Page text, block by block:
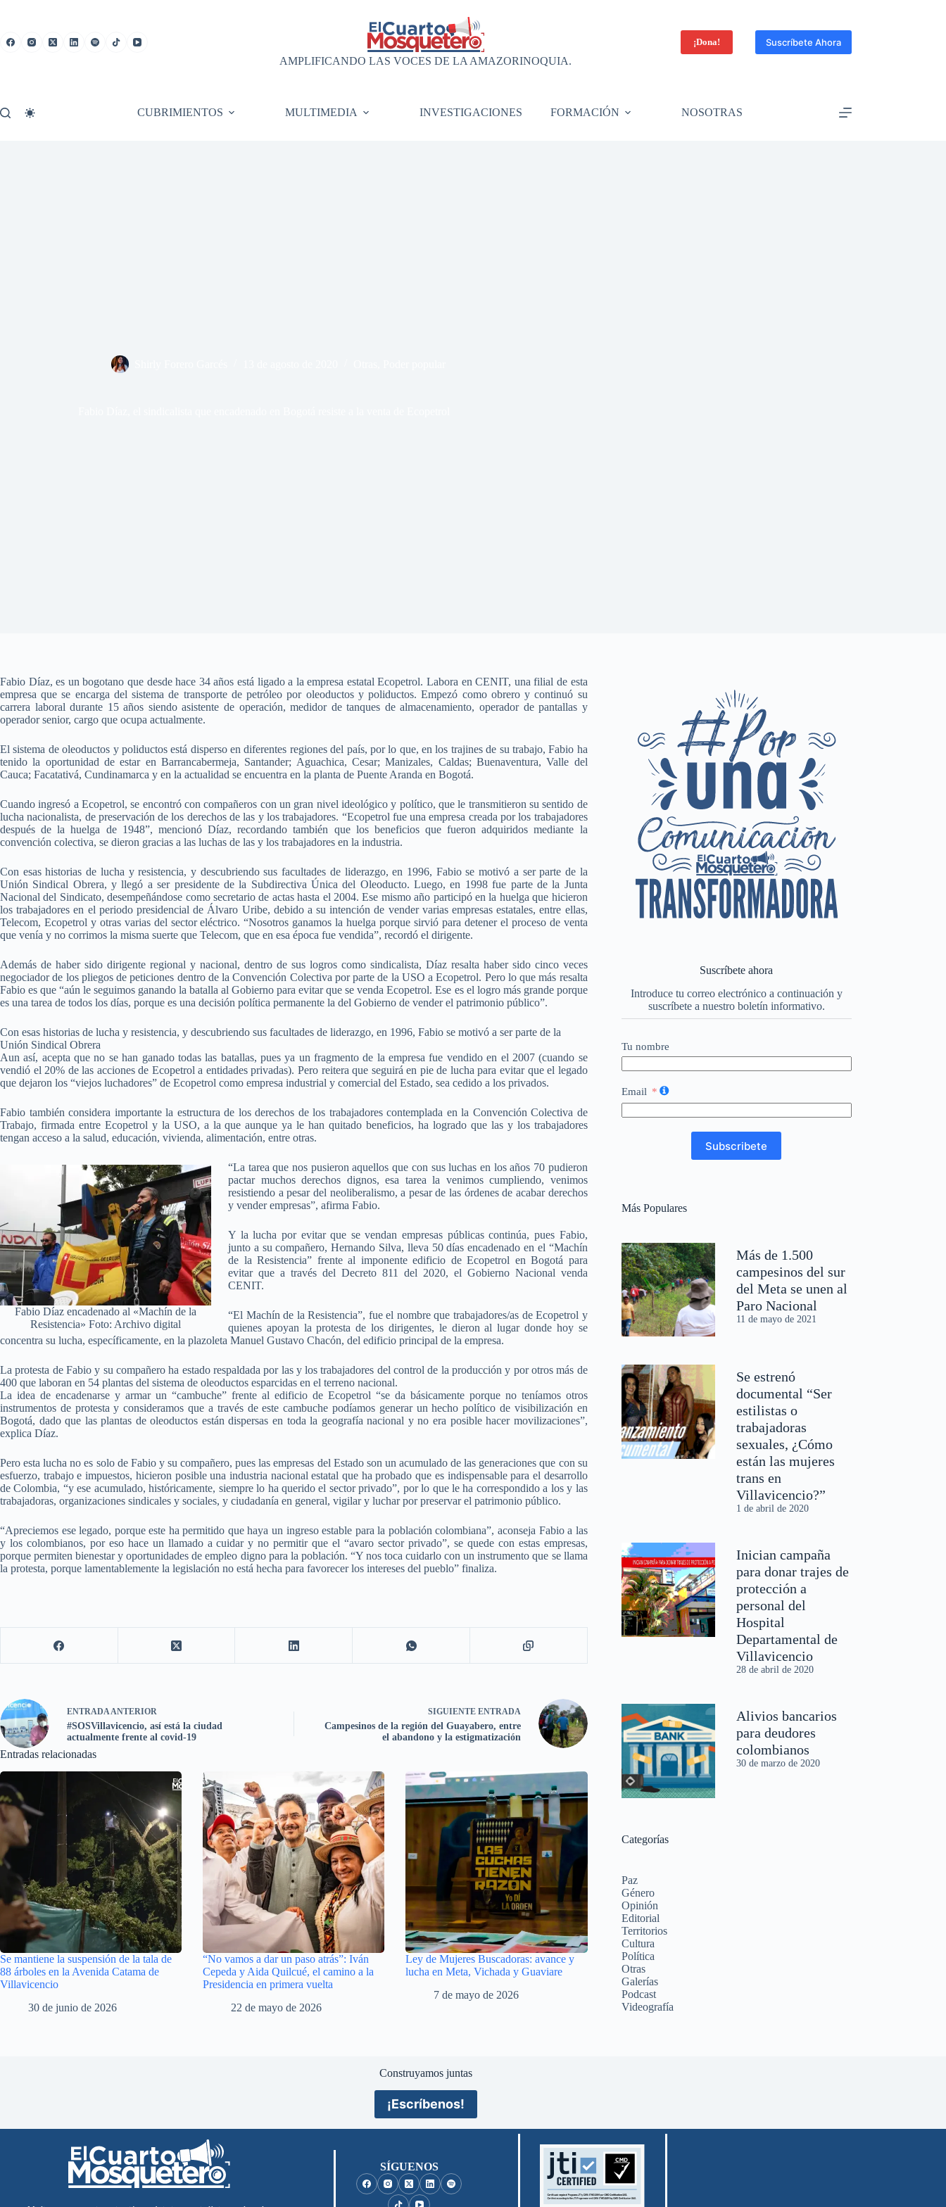
AMPLIFICANDO LAS VOCES DE LA AMAZORINOQUIA.
¡Dona! Suscríbete Ahora
CUBRIMIENTOS MULTIMEDIA INVESTIGACIONES FORMACIÓN NOSOTRAS
Fabio Díaz, es un bogotano que desde hace 34 años está ligado a la empresa estatal Ecopetrol. Labora en CENIT, una filial de esta
empresa que se encarga del sistema de transporte de petróleo por oleoductos y poliductos. Empezó como obrero y continuó su
carrera laboral durante 15 años siendo asistente de operación, medidor de tanques de almacenamiento, operador de pantallas y
operador senior, cargo que ocupa actualmente.
El sistema de oleoductos y poliductos está disperso en diferentes regiones del país, por lo que, en los trajines de su trabajo, Fabio ha
tenido la oportunidad de estar en Barrancabermeja, Santander; Aguachica, Cesar; Manizales, Caldas; Buenaventura, Valle del
Cauca; Facatativá, Cundinamarca y en la actualidad se encuentra en la planta de Puente Aranda en Bogotá.
Cuando ingresó a Ecopetrol, se encontró con compañeros con un gran nivel ideológico y político, que le transmitieron su sentido de
lucha nacionalista, de preservación de los derechos de las y los trabajadores. “Ecopetrol fue una empresa creada por los trabajadores
después de la huelga de 1948”, mencionó Díaz, recordando también que los beneficios que fueron adquiridos mediante la
convención colectiva, se dieron gracias a las luchas de las y los trabajadores en la industria.
Con esas historias de lucha y resistencia, y descubriendo sus facultades de liderazgo, en 1996, Fabio se motivó a ser parte de la
Unión Sindical Obrera, y llegó a ser presidente de la Subdirectiva Única del Oleoducto. Luego, en 1998 fue parte de la Junta
Nacional del Sindicato, desempeñándose como secretario de actas hasta el 2004. Ese mismo año participó en la huelga que hicieron
los trabajadores en el periodo presidencial de Álvaro Uribe, debido a su intención de vender varias empresas estatales, entre ellas,
Telecom, Ecopetrol y otras varias del sector eléctrico. “Nosotros ganamos la huelga porque sirvió para detener el proceso de venta
que venía y no corrimos la misma suerte que Telecom, que en esa época fue vendida”, recordó el dirigente.
Además de haber sido dirigente regional y nacional, dentro de sus logros como sindicalista, Díaz resalta haber sido cinco veces
negociador de los pliegos de peticiones dentro de la Convención Colectiva por parte de la USO a Ecopetrol. Pero lo que más resalta
Fabio es que “aún le seguimos ganando la batalla al Gobierno para evitar que se venda Ecopetrol. Ese es el logro más grande porque
es una tarea de todos los días, porque es una decisión política permanente la del Gobierno de vender el patrimonio público”.
Con esas historias de lucha y resistencia, y descubriendo sus facultades de liderazgo, en 1996, Fabio se motivó a ser parte de la
Unión Sindical Obrera
Aun así, acepta que no se han ganado todas las batallas, pues ya un fragmento de la empresa fue vendido en el 2007 (cuando se
vendió el 20% de las acciones de Ecopetrol a entidades privadas). Pero reitera que seguirá en pie de lucha para evitar que el legado
que dejaron los “viejos luchadores” de Ecopetrol como empresa industrial y comercial del Estado, sea cedido a los privados.
Fabio también considera importante la estructura de los derechos de los trabajadores contemplada en la Convención Colectiva de
Trabajo, firmada entre Ecopetrol y la USO, a la que aunque ya le han quitado beneficios, ha logrado que las y los trabajadores
tengan acceso a la salud, educación, vivienda, alimentación, entre otras.
Fabio Díaz encadenado al «Machín de la
Resistencia» Foto: Archivo digital
“La tarea que nos pusieron aquellos que con sus luchas en los años 70 pudieron
pactar muchos derechos dignos, esa tarea la venimos cumpliendo, venimos
resistiendo a pesar del neoliberalismo, a pesar de las órdenes de acabar derechos
y vender empresas”, afirma Fabio.
Y la lucha por evitar que se vendan empresas públicas continúa, pues Fabio,
junto a su compañero, Hernando Silva, lleva 50 días encadenado en el “Machín
de la Resistencia” frente al imponente edificio de Ecopetrol en Bogotá para
evitar que a través del Decreto 811 del 2020, el Gobierno Nacional venda
CENIT.
“El Machín de la Resistencia”, fue el nombre que trabajadores/as de Ecopetrol y
quienes apoyan la protesta de los dirigentes, le dieron al lugar donde hoy se
concentra su lucha, específicamente, en la plazoleta Manuel Gustavo Chacón, del edificio principal de la empresa.
La protesta de Fabio y su compañero ha estado respaldada por las y los trabajadores del control de la producción y por otros más de
400 que laboran en 54 plantas del sistema de oleoductos esparcidas en el terreno nacional.
La idea de encadenarse y armar un “cambuche” frente al edificio de Ecopetrol “se da básicamente porque no teníamos otros
instrumentos de protesta y consideramos que a través de este cambuche podíamos generar un hecho político de visibilización en
Bogotá, dado que las plantas de oleoductos están dispersas en toda la geografía nacional y no era posible hacer movilizaciones”,
explica Díaz.
Pero esta lucha no es solo de Fabio y su compañero, pues las empresas del Estado son un acumulado de las generaciones que con su
esfuerzo, trabajo e impuestos, hicieron posible una industria nacional estatal que ha probado que es indispensable para el desarrollo
de Colombia, “y ese acumulado, históricamente, siempre lo ha querido el sector privado”, por lo que le ha correspondido a los y las
trabajadoras, organizaciones sindicales y sociales, y ciudadanía en general, vigilar y luchar por preservar el patrimonio público.
“Apreciemos ese legado, porque este ha permitido que haya un ingreso estable para la población colombiana”, aconseja Fabio a las
y los colombianos, por eso hace un llamado a cuidar y no permitir que el “avaro sector privado”, se quede con estas empresas,
porque permiten bienestar y oportunidades de empleo digno para la población. “Y nos toca cuidarlo con un instrumento que se llama
la protesta, porque lamentablemente la legislación no está hecha para favorecer los intereses del pueblo” finaliza.
ENTRADA ANTERIOR
#SOSVillavicencio, así está la ciudad
actualmente frente al covid-19
SIGUIENTE ENTRADA
Campesinos de la región del Guayabero, entre
el abandono y la estigmatización
Entradas relacionadas
Se mantiene la suspensión de la tala de
88 árboles en la Avenida Catama de
Villavicencio
30 de junio de 2026
“No vamos a dar un paso atrás”: Iván
Cepeda y Aida Quilcué, el camino a la
Presidencia en primera vuelta
22 de mayo de 2026
Ley de Mujeres Buscadoras: avance y
lucha en Meta, Vichada y Guaviare
7 de mayo de 2026
Suscríbete ahora
Introduce tu correo electrónico a continuación y
suscríbete a nuestro boletín informativo.
Tu nombre
Email
Subscribete
Más Populares
Más de 1.500
campesinos del sur
del Meta se unen al
Paro Nacional
11 de mayo de 2021
Se estrenó
documental “Ser
estilistas o
trabajadoras
sexuales, ¿Cómo
están las mujeres
trans en
Villavicencio?”
1 de abril de 2020
Inician campaña
para donar trajes de
protección a
personal del
Hospital
Departamental de
Villavicencio
28 de abril de 2020
Alivios bancarios
para deudores
colombianos
30 de marzo de 2020
Categorías
Paz
Género
Opinión
Editorial
Territorios
Cultura
Política
Otras
Galerías
Podcast
Videografía
Construyamos juntas
¡Escríbenos!
SÍGUENOS